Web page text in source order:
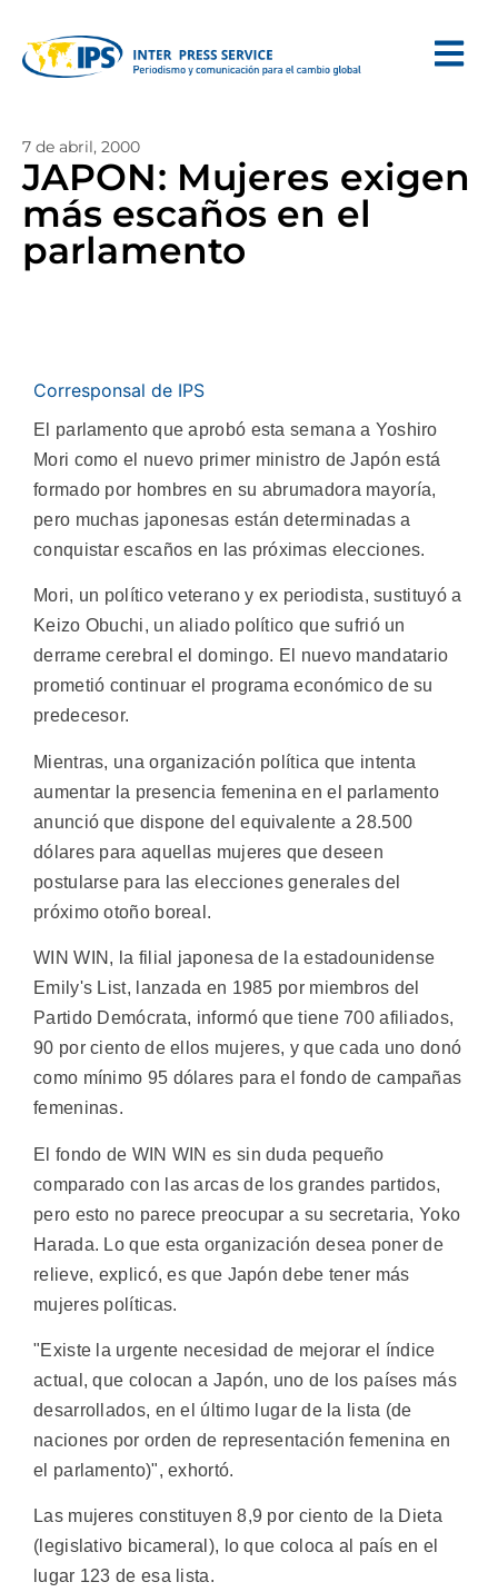
7 de abril, 2000
JAPON: Mujeres exigen
más escaños en el
parlamento
Corresponsal de IPS
El parlamento que aprobó esta semana a Yoshiro
Mori como el nuevo primer ministro de Japón está
formado por hombres en su abrumadora mayoría,
pero muchas japonesas están determinadas a
conquistar escaños en las próximas elecciones.
Mori, un político veterano y ex periodista, sustituyó a
Keizo Obuchi, un aliado político que sufrió un
derrame cerebral el domingo. El nuevo mandatario
prometió continuar el programa económico de su
predecesor.
Mientras, una organización política que intenta
aumentar la presencia femenina en el parlamento
anunció que dispone del equivalente a 28.500
dólares para aquellas mujeres que deseen
postularse para las elecciones generales del
próximo otoño boreal.
WIN WIN, la filial japonesa de la estadounidense
Emily's List, lanzada en 1985 por miembros del
Partido Demócrata, informó que tiene 700 afiliados,
90 por ciento de ellos mujeres, y que cada uno donó
como mínimo 95 dólares para el fondo de campañas
femeninas.
El fondo de WIN WIN es sin duda pequeño
comparado con las arcas de los grandes partidos,
pero esto no parece preocupar a su secretaria, Yoko
Harada. Lo que esta organización desea poner de
relieve, explicó, es que Japón debe tener más
mujeres políticas.
"Existe la urgente necesidad de mejorar el índice
actual, que colocan a Japón, uno de los países más
desarrollados, en el último lugar de la lista (de
naciones por orden de representación femenina en
el parlamento)", exhortó.
Las mujeres constituyen 8,9 por ciento de la Dieta
(legislativo bicameral), lo que coloca al país en el
lugar 123 de esa lista.